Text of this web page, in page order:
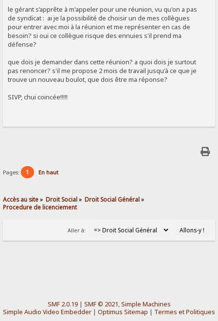
le gérant s’apprête à m'appeler pour une réunion, vu qu'on a pas
de syndicat : ai je la possibilité de choisir un de mes collègues
pour entrer avec moi à la réunion et me représenter en cas de
besoin? si oui ce collègue risque des ennuies s'il prend ma
défense?
que dois je demander dans cette réunion? a quoi dois je surtout
pas renoncer? s'il me propose 2 mois de travail jusqu'à ce que je
trouve un nouveau boulot, que dois être ma réponse?
SIVP, chui coincée!!!!!
Pages: 1 En haut
Accès au site» Droit Social» Droit Social Général»
Procedure de licenciement
Aller à:
SMF 2.0.19| SMF © 2021,Simple Machines
Simple Audio Video Embedder | Optimus Sitemap | Termes et Politiques